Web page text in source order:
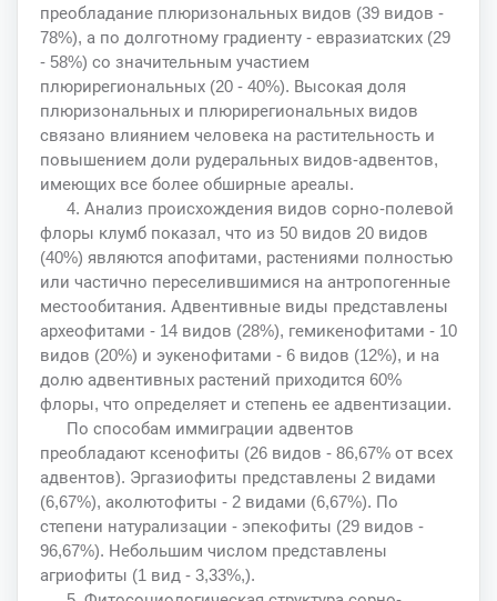
преобладание плюризональных видов (39 видов -
78%), а по долготному градиенту - евразиатских (29
- 58%) со значительным участием
плюрирегиональных (20 - 40%). Высокая доля
плюризональных и плюрирегиональных видов
связано влиянием человека на растительность и
повышением доли рудеральных видов-адвентов,
имеющих все более обширные ареалы.
4. Анализ происхождения видов сорно-полевой
флоры клумб показал, что из 50 видов 20 видов
(40%) являются апофитами, растениями полностью
или частично переселившимися на антропогенные
местообитания. Адвентивные виды представлены
археофитами - 14 видов (28%), гемикенофитами - 10
видов (20%) и эукенофитами - 6 видов (12%), и на
долю адвентивных растений приходится 60%
флоры, что определяет и степень ее адвентизации.
По способам иммиграции адвентов
преобладают ксенофиты (26 видов - 86,67% от всех
адвентов). Эргазиофиты представлены 2 видами
(6,67%), аколютофиты - 2 видами (6,67%). По
степени натурализации - эпекофиты (29 видов -
96,67%). Небольшим числом представлены
агриофиты (1 вид - 3,33%,).